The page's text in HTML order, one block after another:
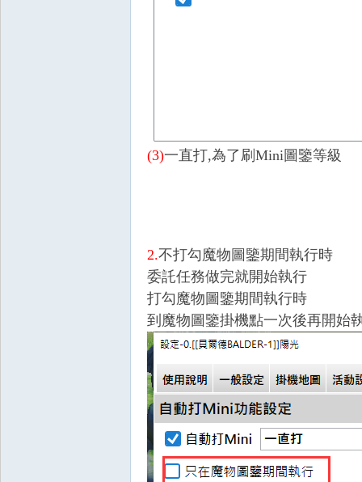
(3)一直打,為了刷Mini圖鑒等級
2.不打勾魔物圖鑒期間執行時
委託任務做完就開始執行
打勾魔物圖鑒期間執行時
到魔物圖鑒掛機點一次後再開始